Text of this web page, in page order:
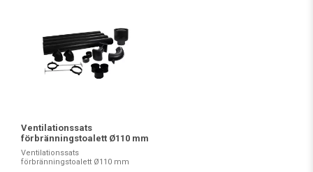
Ventilationssats
förbränningstoalett Ø110 mm
Ventilationssats
förbränningstoalett Ø110 mm